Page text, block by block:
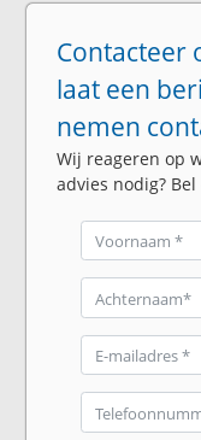
Contacteer
laat een
nemen
Wij reageren op
advies nodig?